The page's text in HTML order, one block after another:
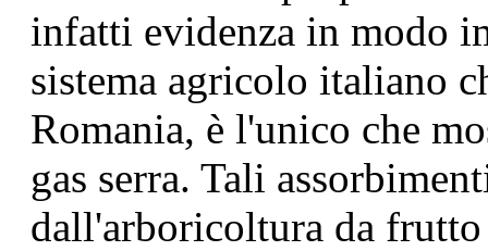
infatti evidenza in modo
sistema agricolo italiano
Romania, è l'unico che
gas serra. Tali
dall'arboricoltura da frutto